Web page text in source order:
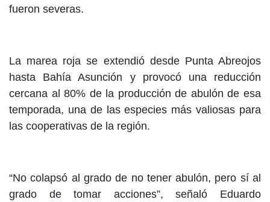
fueron severas.
La marea roja se extendió desde Punta Abreojos
hasta Bahía Asunción y provocó una reducción
cercana al 80% de la producción de abulón de esa
temporada, una de las especies más valiosas para
las cooperativas de la región.
“No colapsó al grado de no tener abulón, pero sí al
grado de tomar acciones”, señaló Eduardo